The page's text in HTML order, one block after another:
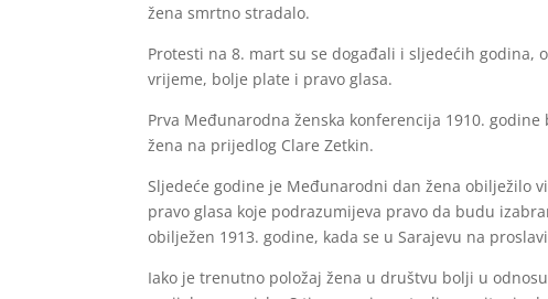
žena smrtno stradalo.
Protesti na 8. mart su se događali i sljedećih godina,
vrijeme, bolje plate i pravo glasa.
Prva Međunarodna ženska konferencija 1910.
žena na prijedlog Clare Zetkin.
Sljedeće godine je Međunarodni dan žena obilježilo
pravo glasa koje podrazumijeva pravo da budu
obilježen 1913. godine, kada se u Sarajevu na
Iako je trenutno položaj žena u društvu bolji u